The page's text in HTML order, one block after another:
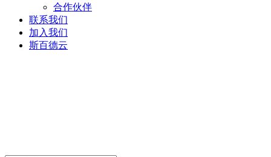
合作伙伴
联系我们
加入我们
斯百德云